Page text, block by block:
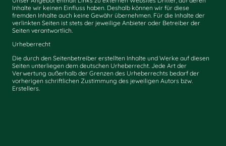
Inhalte wir keinen Einfluss haben. Deshalb können wir für diese
fremden Inhalte auch keine Gewähr übernehmen. Für die Inhalte der
verlinkten Seiten ist stets der jeweilige Anbieter oder Betreiber der
Seiten verantwortlich.
Urheberrecht
Die durch den Seitenbetreiber erstellten Inhalte und Werke auf diesen
Seiten unterliegen dem deutschen Urheberrecht. Jede Art der
Verwertung außerhalb der Grenzen des Urheberrechts bedarf der
vorherigen schriftlichen Zustimmung des jeweiligen Autors bzw.
Erstellers.